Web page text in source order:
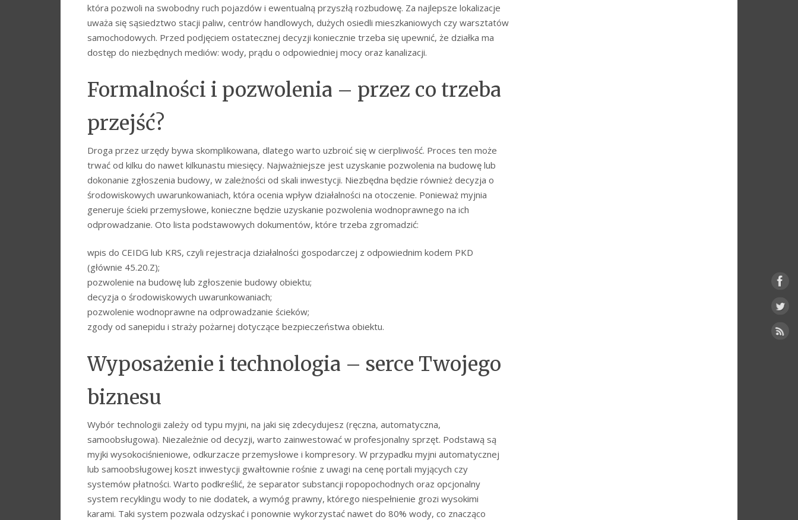
która pozwoli na swobodny ruch pojazdów i ewentualną przyszłą rozbudowę. Za najlepsze lokalizacje
uważa się sąsiedztwo stacji paliw, centrów handlowych, dużych osiedli mieszkaniowych czy warsztatów
samochodowych. Przed podjęciem ostatecznej decyzji koniecznie trzeba się upewnić, że działka ma
dostęp do niezbędnych mediów: wody, prądu o odpowiedniej mocy oraz kanalizacji.
Formalności i pozwolenia – przez co trzeba
przejść?
Droga przez urzędy bywa skomplikowana, dlatego warto uzbroić się w cierpliwość. Proces ten może
trwać od kilku do nawet kilkunastu miesięcy. Najważniejsze jest uzyskanie pozwolenia na budowę lub
dokonanie zgłoszenia budowy, w zależności od skali inwestycji. Niezbędna będzie również decyzja o
środowiskowych uwarunkowaniach, która ocenia wpływ działalności na otoczenie. Ponieważ myjnia
generuje ścieki przemysłowe, konieczne będzie uzyskanie pozwolenia wodnoprawnego na ich
odprowadzanie. Oto lista podstawowych dokumentów, które trzeba zgromadzić:
wpis do CEIDG lub KRS, czyli rejestracja działalności gospodarczej z odpowiednim kodem PKD
(głównie 45.20.Z);
pozwolenie na budowę lub zgłoszenie budowy obiektu;
decyzja o środowiskowych uwarunkowaniach;
pozwolenie wodnoprawne na odprowadzanie ścieków;
zgody od sanepidu i straży pożarnej dotyczące bezpieczeństwa obiektu.
Wyposażenie i technologia – serce Twojego
biznesu
Wybór technologii zależy od typu myjni, na jaki się zdecydujesz (ręczna, automatyczna,
samoobsługowa). Niezależnie od decyzji, warto zainwestować w profesjonalny sprzęt. Podstawą są
myjki wysokociśnieniowe, odkurzacze przemysłowe i kompresory. W przypadku myjni automatycznej
lub samoobsługowej koszt inwestycji gwałtownie rośnie z uwagi na cenę portali myjących czy
systemów płatności. Warto podkreślić, że separator substancji ropopochodnych oraz opcjonalny
system recyklingu wody to nie dodatek, a wymóg prawny, którego niespełnienie grozi wysokimi
karami. Taki system pozwala odzyskać i ponownie wykorzystać nawet do 80% wody, co znacząco